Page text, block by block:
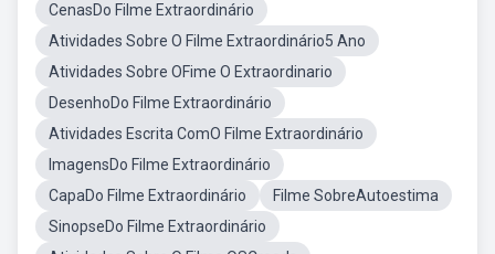
CenasDo Filme Extraordinário
Atividades Sobre O Filme Extraordinário5 Ano
Atividades Sobre OFime O Extraordinario
DesenhoDo Filme Extraordinário
Atividades Escrita ComO Filme Extraordinário
ImagensDo Filme Extraordinário
CapaDo Filme Extraordinário
Filme SobreAutoestima
SinopseDo Filme Extraordinário